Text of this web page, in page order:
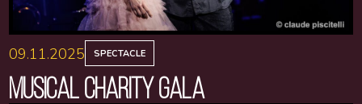
09.11.2025 SPECTACLE
MUSICAL CHARITY GALA